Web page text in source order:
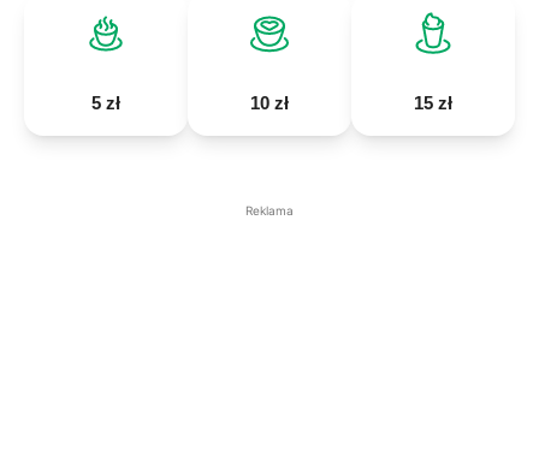
5 zł 10 zł 15 zł
Reklama